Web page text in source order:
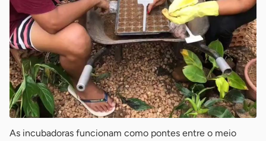
As incubadoras funcionam como pontes entre o meio